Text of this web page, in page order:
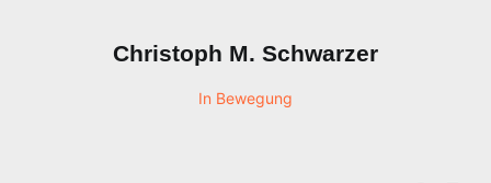
Christoph M. Schwarzer
In Bewegung